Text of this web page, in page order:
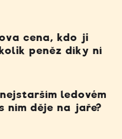
cena, kdo ji
peněz díky ní
ledovém
ním děje na jaře?